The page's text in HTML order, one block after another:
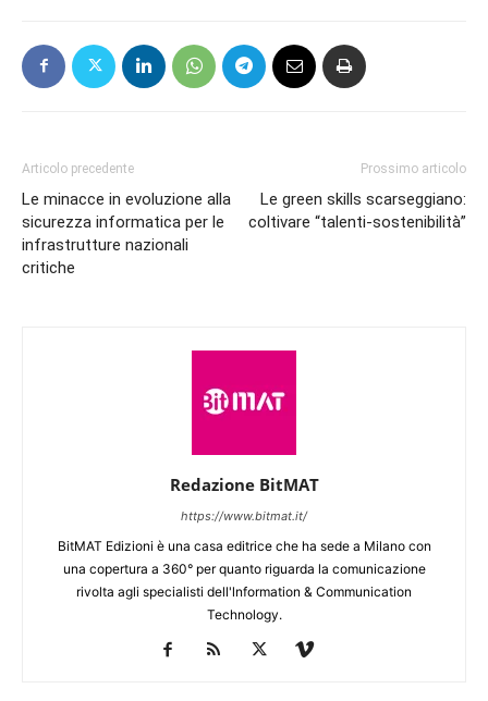
Articolo precedente
Le minacce in evoluzione alla
sicurezza informatica per le
infrastrutture nazionali
critiche
Prossimo articolo
Le green skills scarseggiano:
coltivare “talenti-sostenibilità”
Redazione BitMAT
https://www.bitmat.it/
BitMAT Edizioni è una casa editrice che ha sede a Milano con
una copertura a 360° per quanto riguarda la comunicazione
rivolta agli specialisti dell'lnformation & Communication
Technology.